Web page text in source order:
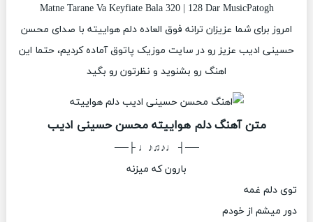
Matne Tarane Va Keyfiate Bala 320 | 128 Dar MusicPatogh
امروز برای شما عزیزان ترانه فوق العاده دلم هواییته با صدای محسن
حسینی ادیب عزیز رو در سایت موزیک پاتوق آماده کردیم، حتما این
اهنگ رو بشنوید و نظرتون رو بگید
متن آهنگ دلم هواییته محسن حسینی ادیب
──┤ ♩♪♫♪♩ ├──
بارون که میزنه
توی دلم غمه
دور میشم از خودم